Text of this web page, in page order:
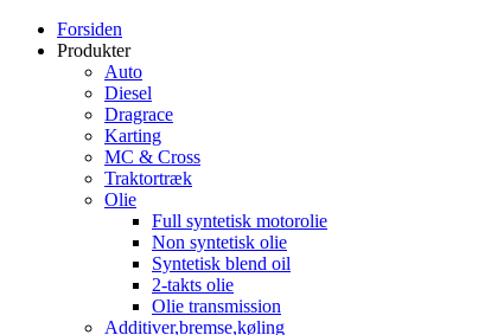
Forsiden
Produkter
Auto
Diesel
Dragrace
Karting
MC & Cross
Traktortræk
Olie
Full syntetisk motorolie
Non syntetisk olie
Syntetisk blend oil
2-takts olie
Olie transmission
Additiver,bremse,køling